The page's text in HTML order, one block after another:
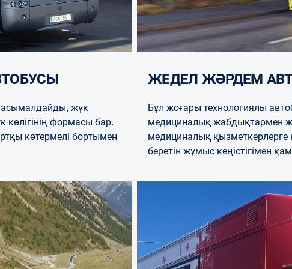
жүк
формасы бар.
көтермелі бортымен
ЖЕДЕЛ ЖӘРДЕМ
Бұл жоғары технологиялы
медициналық жабдықтармен
медициналық қызметкерлерге
беретін жұмыс кеңістігімен